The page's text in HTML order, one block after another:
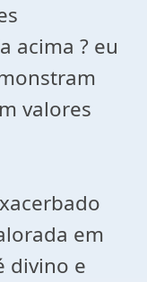
acima ? eu
valores
em
divino e